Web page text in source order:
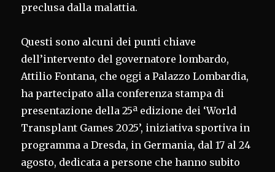
preclusa dalla malattia.
Questi sono alcuni dei punti chiave
dell’intervento del governatore lombardo,
Attilio Fontana, che oggi a Palazzo Lombardia,
ha partecipato alla conferenza stampa di
presentazione della 25ª edizione dei ‘World
Transplant Games 2025’, iniziativa sportiva in
programma a Dresda, in Germania, dal 17 al 24
agosto, dedicata a persone che hanno subito